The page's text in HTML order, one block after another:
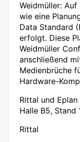
Weidmüller:
wie eine
Data Standard
erfolgt. Diese
Weidmüller
anschließend
Medienbrüche
Hardware-
Rittal und
Halle B5, Stand
Rittal